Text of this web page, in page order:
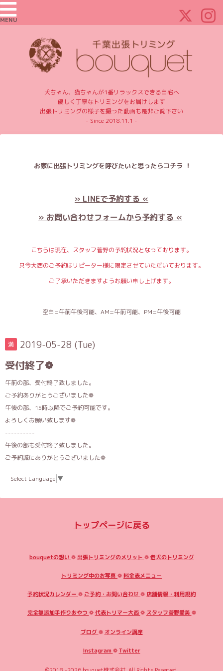
MENU
犬ちゃん、猫ちゃんが1番リラックスできる自宅へ
優しく丁寧なトリミングをお届けします
出張トリミングの様子を撮った動画も是非ご覧下さい
- Since 2018.11.1 -
お家に出張トリミングを呼びたいと思ったらコチラ ！
» LINEで予約する «
» お問い合わせフォームから予約する «
こちらは現在、スタッフ菅野の予約状況となっております。
只今大西のご予約はリピーター様に限定させていただいております。
ご了承いただきますようお願い申し上げます。
空白=午前午後可能、AM=午前可能、PM=午後可能
満 2019-05-28 (Tue)
受付終了❁
午前の部、受付終了致しました。
ご予約ありがとうございました❁
午後の部、15時以降でご予約可能です。
よろしくお願い致します❁
----------
午後の部も受付終了致しました。
ご予約誠にありがとうございました❁
Select Language ▼
トップページに戻る
bouquetの想い ❁ 出張トリミングのメリット ❁老犬のトリミング
トリミング中のお写真 ❁料金表メニュー
予約状況カレンダー ❁ ご予約・お問い合わせ ❁ 店舗情報・利用規約
完全無添加手作りおやつ ❁代表トリマー大西❁ スタッフ菅野愛美 ❁
ブログ❁ オンライン講座
Instagram ❁Twitter